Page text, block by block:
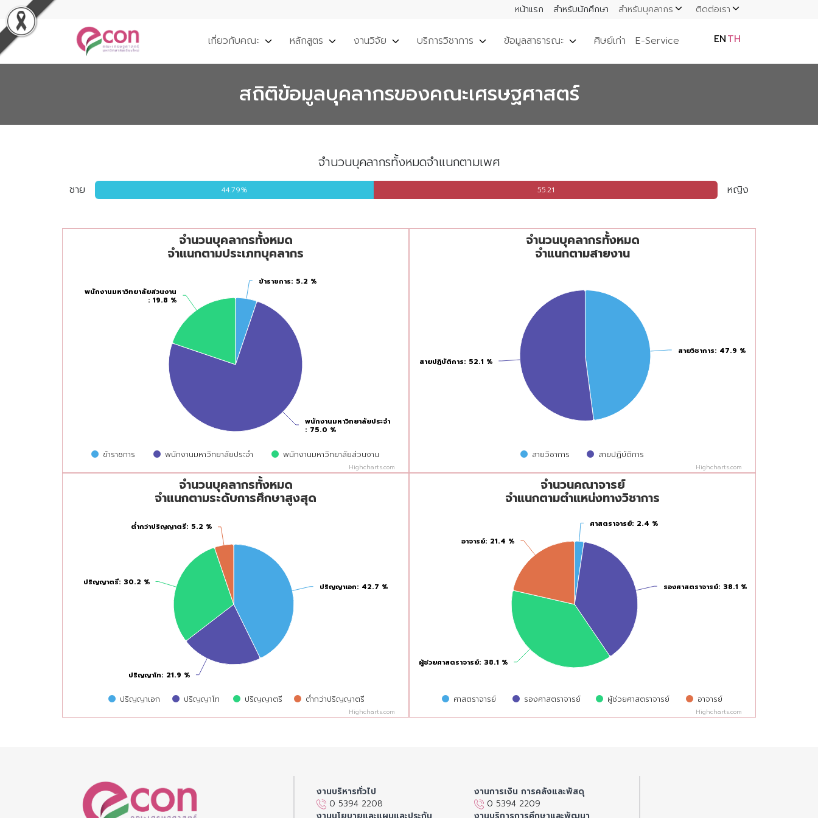
หน้าแรก สำหรับนักศึกษา สำหรับบุคลากร ติดต่อเรา
เกี่ยวกับคณะ หลักสูตร งานวิจัย บริการวิชาการ ข้อมูลสาธารณะ ศิษย์เก่า E-Service ENTH
สถิติข้อมูลบุคลากรของคณะเศรษฐศาสตร์
จำนวนบุคลากรทั้งหมดจำแนกตามเพศ
ชาย 44.79% 55.21 หญิง
จำนวนบุคลากรทั้งหมดจำแนกตามประเภทบุคลากร
Pie chart with 3 slices.
จำนวนบุคลากรทั้งหมด
จำแนกตามประเภทบุคลากร
ข้าราชการ: 5.2 %
ข้าราชการ: 5.2 %
พนักงานมหาวิทยาลัยประจำ
: 75.0 %
พนักงานมหาวิทยาลัยประจำ
: 75.0 %
พนักงานมหาวิทยาลัยส่วนงาน
: 19.8 %
พนักงานมหาวิทยาลัยส่วนงาน
: 19.8 %
ข้าราชการ พนักงานมหาวิทยาลัยประจำ พนักงานมหาวิทยาลัยส่วนงาน
Highcharts.com
End of interactive chart.
จำนวนบุคลากรทั้งหมดจำแนกตามสายงาน
จำนวนบุคลากรทั้งหมด
จำแนกตามสายงาน
สายวิชาการ: 47.9 %
สายวิชาการ: 47.9 %
สายปฏิบัติการ: 52.1 %
สายปฏิบัติการ: 52.1 %
สายวิชาการ สายปฏิบัติการ
Highcharts.com
End of interactive chart.
จำนวนบุคลากรทั้งหมดจำแนกตามระดับการศึกษาสูงสุด
Pie chart with 4 slices.
จำนวนบุคลากรทั้งหมด
จำแนกตามระดับการศึกษาสูงสุด
ปริญญาเอก: 42.7 %
ปริญญาเอก: 42.7 %
ปริญญาโท: 21.9 %
ปริญญาโท: 21.9 %
ปริญญาตรี: 30.2 %
ปริญญาตรี: 30.2 %
ต่ำกว่าปริญญาตรี: 5.2 %
ต่ำกว่าปริญญาตรี: 5.2 %
ปริญญาเอก ปริญญาโท ปริญญาตรี ต่ำกว่าปริญญาตรี
Highcharts.com
End of interactive chart.
จำนวนคณาจารย์จำแนกตามตำแหน่งทางวิชาการ
Pie chart with 4 slices.
จำนวนคณาจารย์
จำแนกตามตำแหน่งทางวิชาการ
ศาสตราจารย์: 2.4 %
ศาสตราจารย์: 2.4 %
รองศาสตราจารย์: 38.1 %
รองศาสตราจารย์: 38.1 %
ผู้ช่วยศาสตราจารย์: 38.1 %
ผู้ช่วยศาสตราจารย์: 38.1 %
อาจารย์: 21.4 %
อาจารย์: 21.4 %
ศาสตราจารย์ รองศาสตราจารย์ ผู้ช่วยศาสตราจารย์ อาจารย์
Highcharts.com
End of interactive chart.
งานบริหารทั่วไป
0 5394 2208
งานการเงิน การคลังและพัสดุ
0 5394 2209